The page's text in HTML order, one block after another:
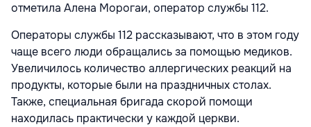
отметила Алена Морогаи, оператор службы 112.
Операторы службы 112 рассказывают, что в этом году
чаще всего люди обращались за помощью медиков.
Увеличилось количество аллергических реакций на
продукты, которые были на праздничных столах.
Также, специальная бригада скорой помощи
находилась практически у каждой церкви.